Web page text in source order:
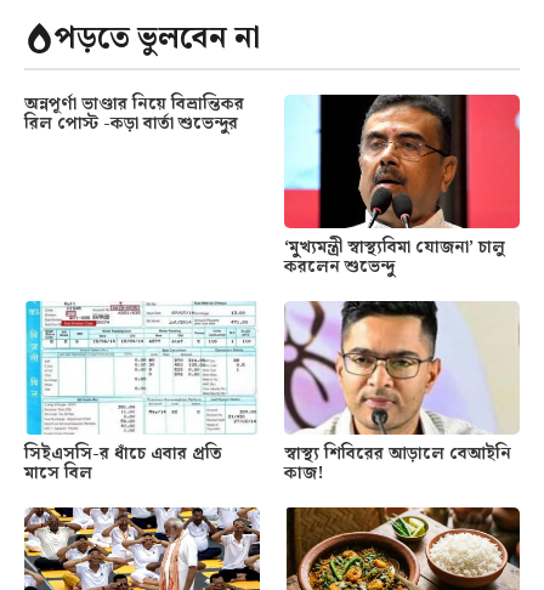
পড়তে ভুলবেন না
অন্নপূর্ণা ভাণ্ডার নিয়ে বিভ্রান্তিকর
রিল পোস্ট -কড়া বার্তা শুভেন্দুর
‘মুখ্যমন্ত্রী স্বাস্থ্যবিমা যোজনা’ চালু
করলেন শুভেন্দু
সিইএসসি-র ধাঁচে এবার প্রতি
মাসে বিল
স্বাস্থ্য শিবিরের আড়ালে বেআইনি
কাজ!